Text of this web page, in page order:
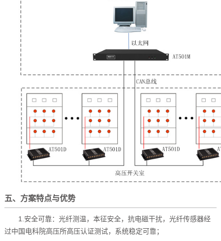
五、方案特点与优势
1.安全可靠：光纤测温，本征安全，抗电磁干扰，光纤传感器经
过中国电科院高压所高压认证测试，系统稳定可靠；